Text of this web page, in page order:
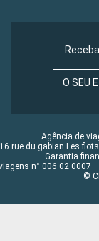
O SEU
Agência de
16 rue du gabian Les
Garantia
n° 006 02 0007
©